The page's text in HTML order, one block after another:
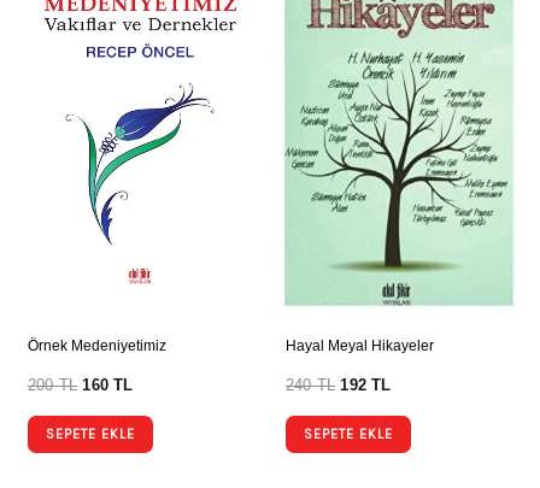
Örnek Medeniyetimiz
200TL 160TL
SEPETE EKLE
Hayal Meyal Hikayeler
240TL 192TL
SEPETE EKLE